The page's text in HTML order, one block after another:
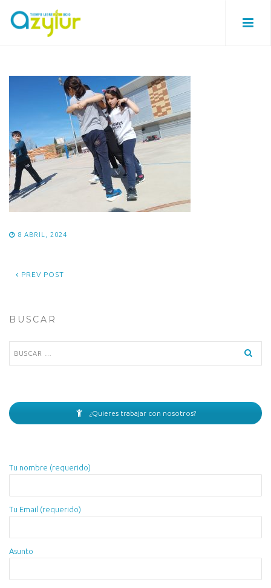
8 ABRIL, 2024
PREV POST
BUSCAR
¿Quieres trabajar con nosotros?
Tu nombre (requerido)
Tu Email (requerido)
Asunto